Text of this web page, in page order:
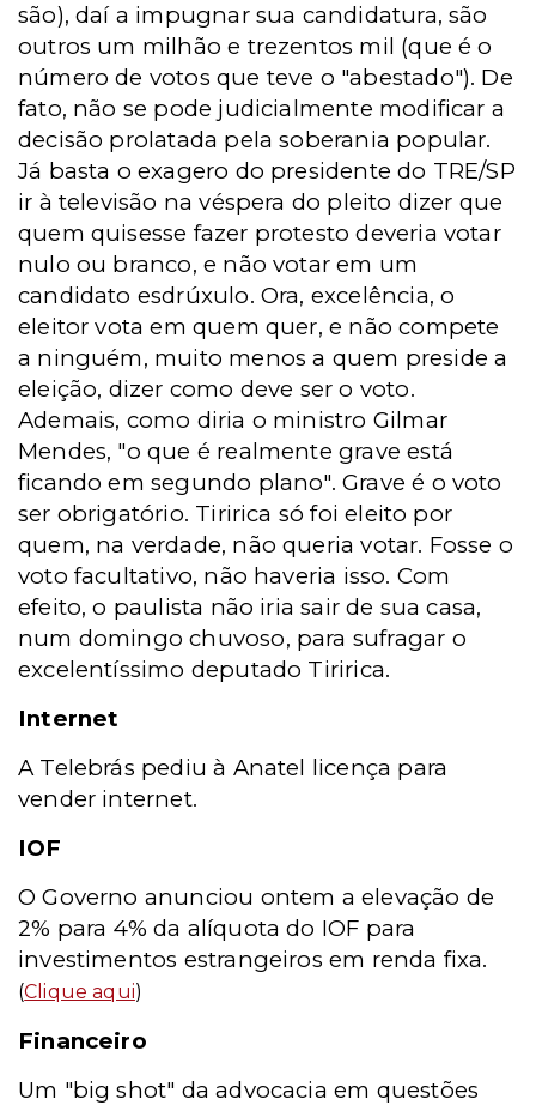
são), daí a impugnar sua candidatura, são
outros um milhão e trezentos mil (que é o
número de votos que teve o "abestado"). De
fato, não se pode judicialmente modificar a
decisão prolatada pela soberania popular.
Já basta o exagero do presidente do TRE/SP
ir à televisão na véspera do pleito dizer que
quem quisesse fazer protesto deveria votar
nulo ou branco, e não votar em um
candidato esdrúxulo. Ora, excelência, o
eleitor vota em quem quer, e não compete
a ninguém, muito menos a quem preside a
eleição, dizer como deve ser o voto.
Ademais, como diria o ministro Gilmar
Mendes, "o que é realmente grave está
ficando em segundo plano". Grave é o voto
ser obrigatório. Tiririca só foi eleito por
quem, na verdade, não queria votar. Fosse o
voto facultativo, não haveria isso. Com
efeito, o paulista não iria sair de sua casa,
num domingo chuvoso, para sufragar o
excelentíssimo deputado Tiririca.
Internet
A Telebrás pediu à Anatel licença para
vender internet.
IOF
O Governo anunciou ontem a elevação de
2% para 4% da alíquota do IOF para
investimentos estrangeiros em renda fixa.
(Clique aqui)
Financeiro
Um "big shot" da advocacia em questões